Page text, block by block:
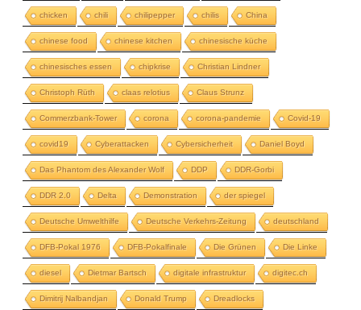
chicken chili chilipepper chilis China
chinese food chinese kitchen chinesische küche
chinesisches essen chipkrise Christian Lindner
Christoph Rüth claas relotius Claus Strunz
Commerzbank-Tower corona corona-pandemie Covid-19
covid19 Cyberattacken Cybersicherheit Daniel Boyd
Das Phantom des Alexander Wolf DDP DDR-Gorbi
DDR 2.0 Delta Demonstration der spiegel
Deutsche Umwelthilfe Deutsche Verkehrs-Zeitung deutschland
DFB-Pokal 1976 DFB-Pokalfinale Die Grünen Die Linke
diesel Dietmar Bartsch digitale infrastruktur digitec.ch
Dimitrij Nalbandjan Donald Trump Dreadlocks